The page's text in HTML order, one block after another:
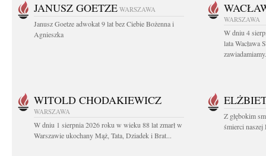
JANUSZ GOETZE WARSZAWA
Janusz Goetze adwokat 9 lat bez Ciebie Bożenna i
Agnieszka
WARSZAWA
W dniu 4
lata Wacława
WITOLD CHODAKIEWICZ
WARSZAWA
W dniu 1 sierpnia 2026 roku w wieku 88 lat zmarł w
Warszawie ukochany Mąż, Tata, Dziadek i Brat...
Z głębokim
śmierci